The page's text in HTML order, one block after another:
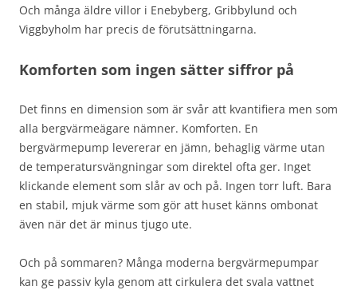
Och många äldre villor i Enebyberg, Gribbylund och
Viggbyholm har precis de förutsättningarna.
Komforten som ingen sätter siffror på
Det finns en dimension som är svår att kvantifiera men som
alla bergvärmeägare nämner. Komforten. En
bergvärmepump levererar en jämn, behaglig värme utan
de temperatursvängningar som direktel ofta ger. Inget
klickande element som slår av och på. Ingen torr luft. Bara
en stabil, mjuk värme som gör att huset känns ombonat
även när det är minus tjugo ute.
Och på sommaren? Många moderna bergvärmepumpar
kan ge passiv kyla genom att cirkulera det svala vattnet